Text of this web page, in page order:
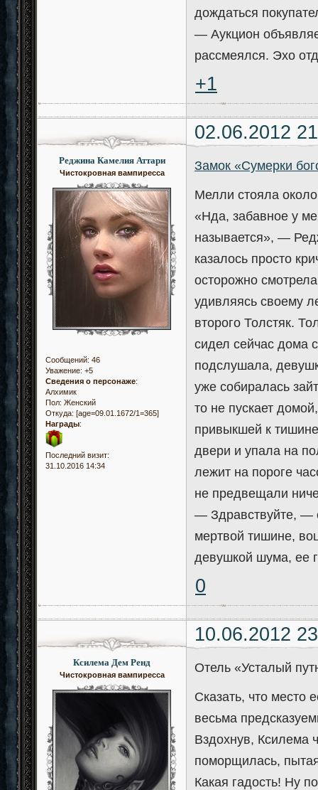
дождаться
— Аукцион
рассмеялся. Эхо
+1
02.06.2012
Реджина Камелия Аттари
Чистокровная вампиресса
Сообщений: 46
Уважение: +5
Сведения о персонаже:
Алхимик
Пол: Женский
Откуда: [age=09.01.1672/1=365]
Награды:
Последний визит:
31.10.2016 14:34
Замок «Сумерки
Мелли стояла
«Нда, забавное у
называется», —
казалось просто
осторожно
удивляясь своему
второго Толстяк.
сидел сейчас дома
подслушала,
уже собиралась
то не пускает
привыкшей к
двери и упала на
лежит на пороге
не предвещали
— Здравствуйте, —
мертвой тишине,
девушкой шума, ее
0
10.06.2012
Ксилема Дем Ренд
Чистокровная вампиресса
Отель «Усталый
Сказать, что
весьма
Вздохнув, Ксилема
поморщилась,
Какая гадость! Ну